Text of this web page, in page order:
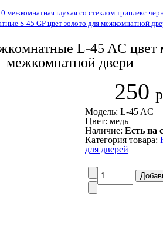
глухая со стеклом триплекс
S-45 GP цвет золото для межкомнатной
L-45 AC цвет
межкомнатной двери
250 р
Модель: L-45 AC
Цвет: медь
Наличие: Есть на
Категория товара:
для дверей